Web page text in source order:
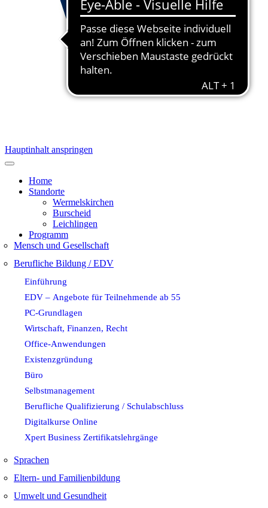
Hauptinhalt anspringen
Home
Standorte
Wermelskirchen
Burscheid
Leichlingen
Programm
Mensch und Gesellschaft
Berufliche Bildung / EDV
Einführung
EDV – Angebote für Teilnehmende ab 55
PC-Grundlagen
Wirtschaft, Finanzen, Recht
Office-Anwendungen
Existenzgründung
Büro
Selbstmanagement
Berufliche Qualifizierung / Schulabschluss
Digitalkurse Online
Xpert Business Zertifikatslehrgänge
Sprachen
Eltern- und Familienbildung
Umwelt und Gesundheit